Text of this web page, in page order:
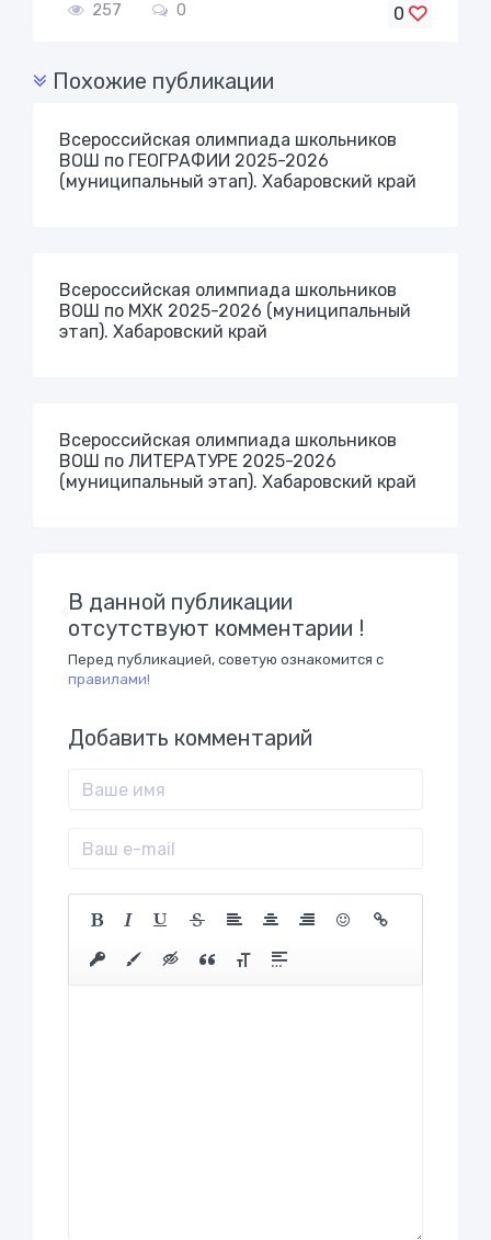
257 0 0
Похожие публикации
Всероссийская олимпиада школьников
ВОШ по ГЕОГРАФИИ 2025-2026
(муниципальный этап). Хабаровский край
Всероссийская олимпиада школьников
ВОШ по МХК 2025-2026 (муниципальный
этап). Хабаровский край
Всероссийская олимпиада школьников
ВОШ по ЛИТЕРАТУРЕ 2025-2026
(муниципальный этап). Хабаровский край
В данной публикации
отсутствуют комментарии !
Перед публикацией, советую ознакомится с
правилами!
Добавить комментарий